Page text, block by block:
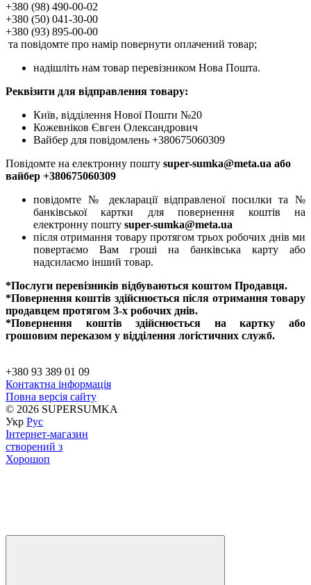
+380 (98) 490-00-02
+380 (50) 041-30-00
+380 (93) 895-00-00
та повідомте про намір повернути оплачений товар;
надішліть нам товар перевізником Нова Пошта.
Реквізити для відправлення товару:
Київ, відділення Нової Пошти №20
Кожевніков Євген Олександрович
Вайбер для повідомлень +380675060309
Повідомте на електронну пошту super-sumka@meta.ua або
вайбер +380675060309
повідомте № декларації відправленої посилки та №
банківської картки для повернення коштів на
електронну пошту super-sumka@meta.ua
після отримання товару протягом трьох робочих днів ми
повертаємо Вам гроші на банківська карту або
надсилаємо інший товар.
*Послуги перевізників відбуваються коштом Продавця.
*Повернення коштів здійснюється після отримання товару
продавцем протягом 3-х робочих днів.
*Повернення коштів здійснюється на картку або
грошовим переказом у відділення логістичних служб.
+380 93 389 01 09
Контактна інформація
Повна версія сайту
© 2026 SUPERSUMKA
Укр Рус
Інтернет-магазин
створений з
Хорошоп